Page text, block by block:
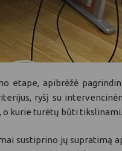
etape, apibrėžė
ryšį su
o kurie turėtų būti tikslinami.
sustiprino jų supratimą